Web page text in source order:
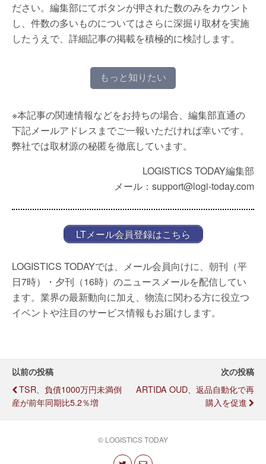
ださい。編集部にてボタンが押された数のみをカウント
し、件数の多いものについてはさらに深掘り取材を実施
したうえで、詳細記事の掲載を積極的に検討します。
もっと知りたい
※本記事の関連情報などをお持ちの場合、編集部直通の
下記メールアドレスまでご一報いただければ幸いです。
弊社では取材源の秘匿を徹底しています。
LOGISTICS TODAY編集部
メール：support@logi-today.com
LTメール会員登録はこちら
LOGISTICS TODAYでは、メール会員向けに、朝刊（平
日7時）・夕刊（16時）のニュースメールを配信してい
ます。業界の最新動向に加え、物流に関わる方に役立つ
イベントや注目のサービス情報もお届けします。
以前の投稿
TSR、負債1000万円未満倒
産が前年同期比5.2％増
次の投稿
ARTIDA OUD、返品自動化で再
購入を促進
© LOGISTICS TODAY